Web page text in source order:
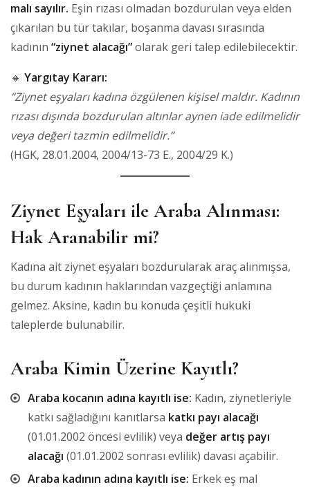
malı sayılır. Eşin rızası olmadan bozdurulan veya elden
çıkarılan bu tür takılar, boşanma davası sırasında
kadının “ziynet alacağı”olarak geri talep edilebilecektir.
🔸 Yargıtay Kararı:
“Ziynet eşyaları kadına özgülenen kişisel maldır. Kadının
rızası dışında bozdurulan altınlar aynen iade edilmelidir
veya değeri tazmin edilmelidir.”
(HGK, 28.01.2004, 2004/13-73 E., 2004/29 K.)
Ziynet Eşyaları ile Araba Alınması:
Hak Aranabilir mi?
Kadına ait ziynet eşyaları bozdurularak araç alınmışsa,
bu durum kadının haklarından vazgeçtiği anlamına
gelmez. Aksine, kadın bu konuda çeşitli hukuki
taleplerde bulunabilir.
Araba Kimin Üzerine Kayıtlı?
Araba kocanın adına kayıtlı ise: Kadın, ziynetleriyle
katkı sağladığını kanıtlarsa katkı payı alacağı
(01.01.2002 öncesi evlilik) veya değer artış payı
alacağı (01.01.2002 sonrası evlilik) davası açabilir.
Araba kadının adına kayıtlı ise: Erkek eş mal